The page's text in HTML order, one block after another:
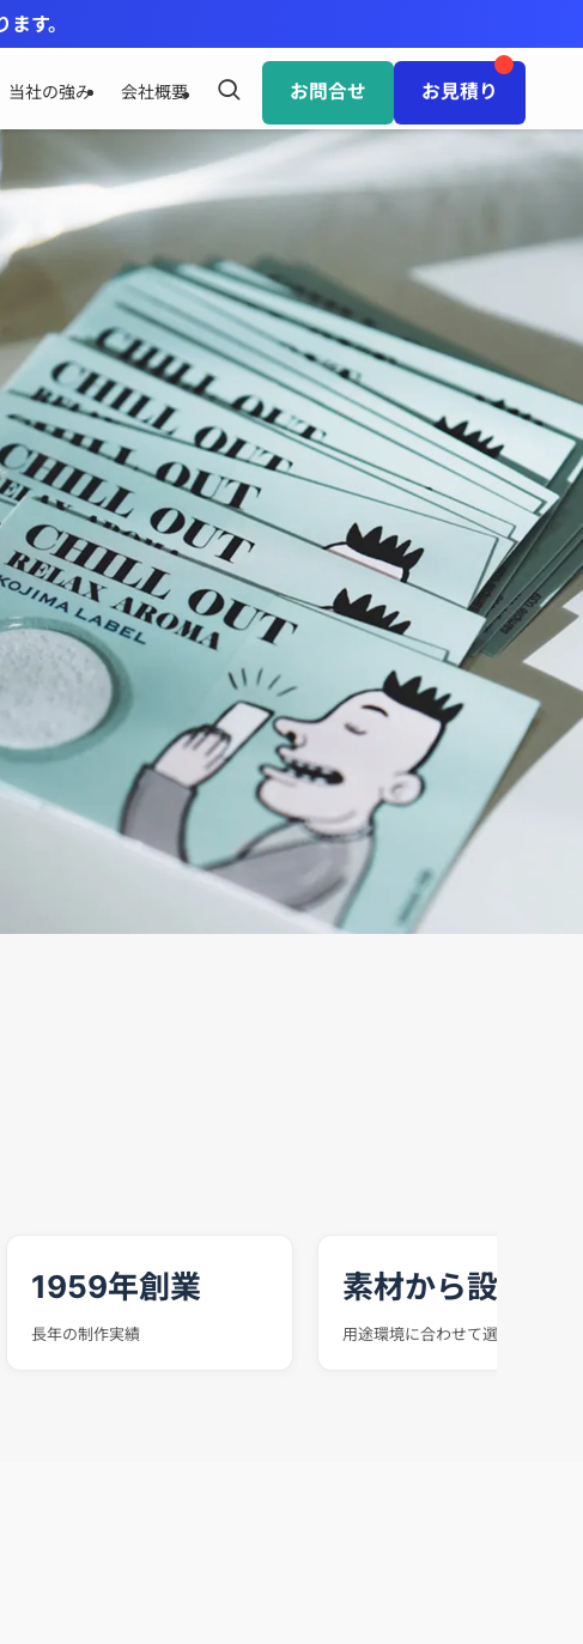
す。
当社の強み 会社概要 お問合せ お見積り
1959年創業
長年の制作実績
素材から設計
用途環境に合わせて選定